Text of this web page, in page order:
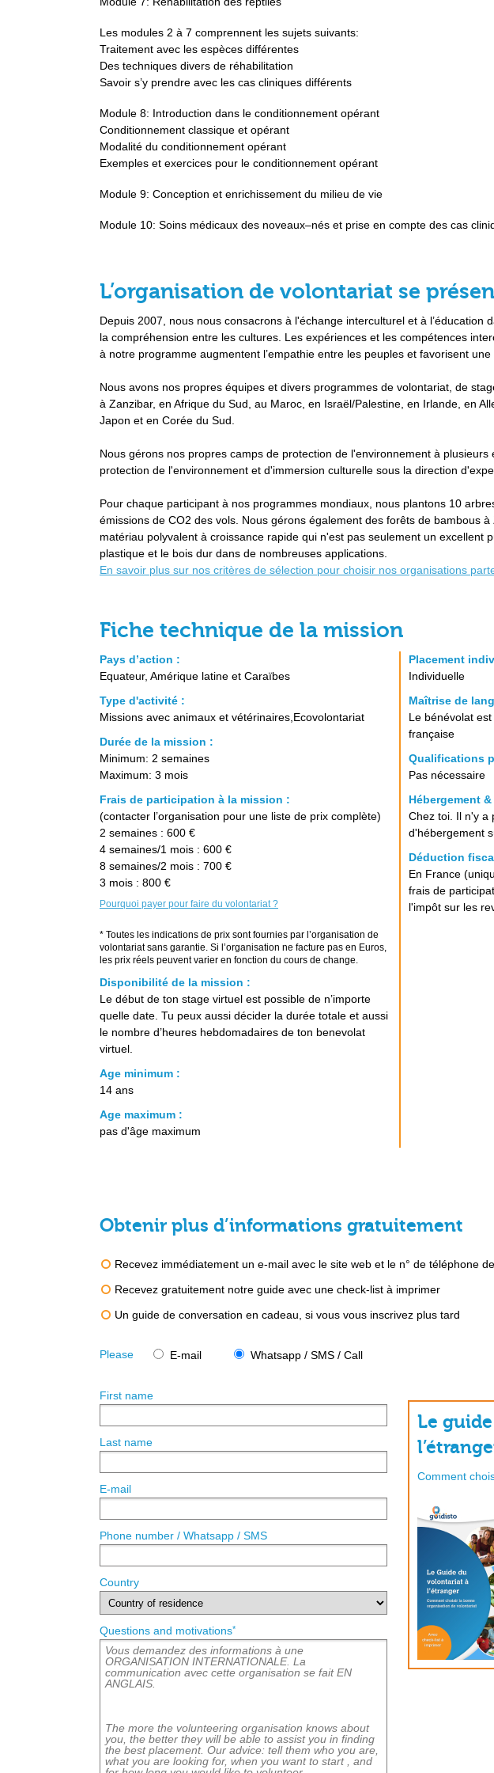
Les modules 2 à 7 comprennent les sujets suivants:
Traitement avec les espèces différentes
Des techniques divers de réhabilitation
Savoir s’y prendre avec les cas cliniques différents
Module 8: Introduction dans le conditionnement opérant
Conditionnement classique et opérant
Modalité du conditionnement opérant
Exemples et exercices pour le conditionnement opérant
Module 9: Conception et enrichissement du milieu de vie
Module 10: Soins médicaux des noveaux–nés et prise en compte des cas
L’organisation de volontariat se
Depuis 2007, nous nous consacrons à l'échange interculturel et à l’éducation
la compréhension entre les cultures. Les expériences et les compétences
à notre programme augmentent l’empathie entre les peuples et favorisent
Nous avons nos propres équipes et divers programmes de volontariat, de
à Zanzibar, en Afrique du Sud, au Maroc, en Israël/Palestine, en Irlande, en
Japon et en Corée du Sud.
Nous gérons nos propres camps de protection de l'environnement à
protection de l'environnement et d'immersion culturelle sous la direction
Pour chaque participant à nos programmes mondiaux, nous plantons 10
émissions de CO2 des vols. Nous gérons également des forêts de bambous
matériau polyvalent à croissance rapide qui n'est pas seulement un excellent
plastique et le bois dur dans de nombreuses applications.
En savoir plus sur nos critères de sélection pour choisir nos organisations
Fiche technique de la mission
Pays d’action :
Equateur, Amérique latine et Caraïbes
Type d'activité :
Missions avec animaux et vétérinaires,Ecovolontariat
Durée de la mission :
Minimum: 2 semaines
Maximum: 3 mois
Frais de participation à la mission :
(contacter l’organisation pour une liste de prix complète)
2 semaines : 600 €
4 semaines/1 mois : 600 €
8 semaines/2 mois : 700 €
3 mois : 800 €
Pourquoi payer pour faire du volontariat ?
* Toutes les indications de prix sont fournies par l’organisation de
volontariat sans garantie. Si l’organisation ne facture pas en Euros,
les prix réels peuvent varier en fonction du cours de change.
Disponibilité de la mission :
Le début de ton stage virtuel est possible de n’importe
quelle date. Tu peux aussi décider la durée totale et aussi
le nombre d’heures hebdomadaires de ton benevolat
virtuel.
Age minimum :
14 ans
Age maximum :
pas d'âge maximum
Placement
Individuelle
Maîtrise de
Le bénévolat
française
Qualifications
Pas nécessaire
Hébergement
Chez toi. Il n'y a
d'hébergement
Déduction
En France
frais de
l'impôt sur les
Obtenir plus d’informations gratuitement
Recevez immédiatement un e-mail avec le site web et le n° de téléphone
Recevez gratuitement notre guide avec une check-list à imprimer
Un guide de conversation en cadeau, si vous vous inscrivez plus tard
Please E-mail Whatsapp / SMS / Call
First name
Last name
E-mail
Phone number / Whatsapp / SMS
Country
Questions and motivations*
Le
Comment